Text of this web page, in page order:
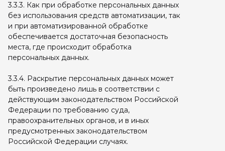
3.3.3. Как при обработке персональных данных
без использования средств автоматизации, так
и при автоматизированной обработке
обеспечивается достаточная безопасность
места, где происходит обработка
персональных данных.
3.3.4. Раскрытие персональных данных может
быть произведено лишь в соответствии с
действующим законодательством Российской
Федерации по требованию суда,
правоохранительных органов, и в иных
предусмотренных законодательством
Российской Федерации случаях.